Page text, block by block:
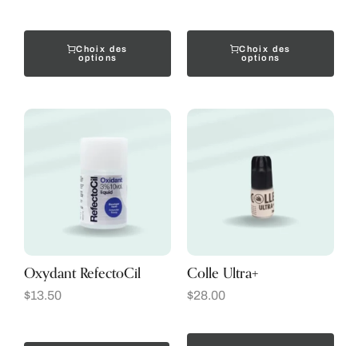
Choix des
options
Choix des
options
Oxydant RefectoCil
$13.50
Colle Ultra+
$28.00